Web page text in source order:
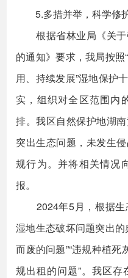
5.多措并举，科学修
根据省林业局《关于
的通知》要求，我局按
用、持续发展”湿地保护
实，组织对全区范围内
排。我区自然保护地湖
突出生态问题，未发生
规行为。并将相关情况
报。
2024年5月，根据生
湿地生态破坏问题突出
而废的问题”“违规种植死
规出租的问题”。我区